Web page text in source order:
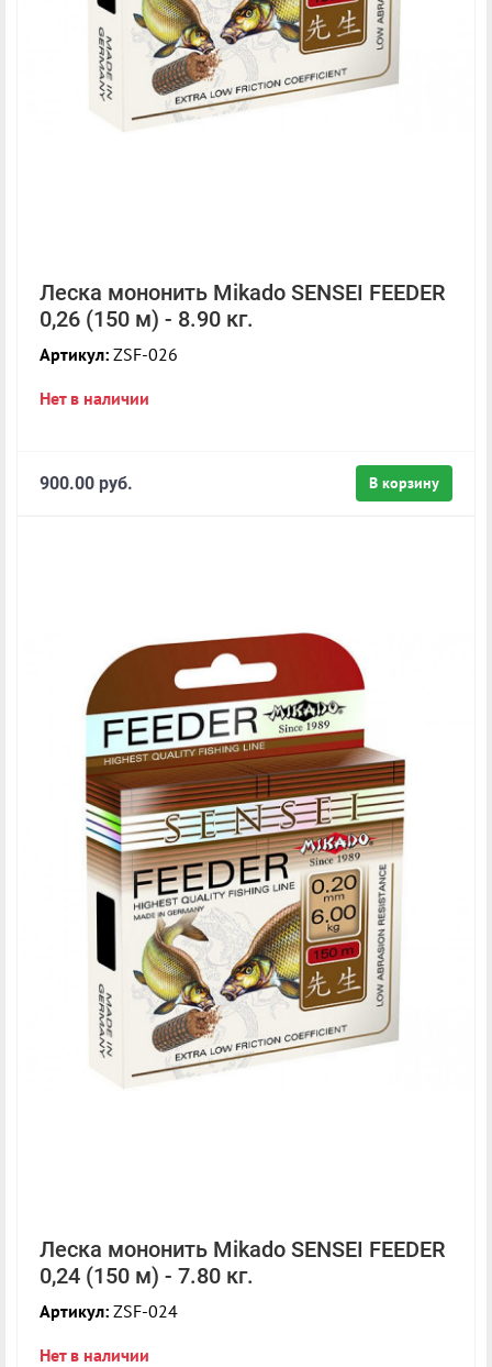
Леска мононить Mikado SENSEI FEEDER
0,26 (150 м) - 8.90 кг.
Артикул: ZSF-026
Нет в наличии
В корзину
900.00 руб.
Леска мононить Mikado SENSEI FEEDER
0,24 (150 м) - 7.80 кг.
Артикул: ZSF-024
Нет в наличии